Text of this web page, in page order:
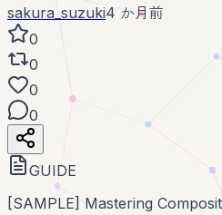
sakura_suzuki4 か月前
0
0
0
0
GUIDE
[SAMPLE] Mastering